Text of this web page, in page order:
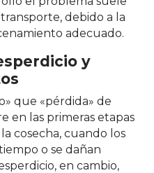
debido a la
adecuado.
y
que «pérdida» de
en las primeras etapas
cosecha, cuando los
o se dañan
en cambio,